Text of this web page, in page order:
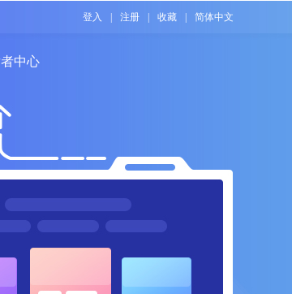
登入 注册 收藏 简体中文
中心